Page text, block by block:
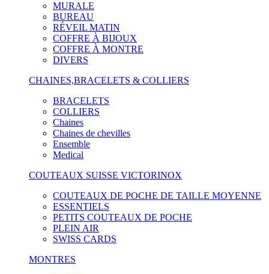
MURALE
BUREAU
RÉVEIL MATIN
COFFRE À BIJOUX
COFFRE À MONTRE
DIVERS
CHAINES,BRACELETS & COLLIERS
BRACELETS
COLLIERS
Chaines
Chaines de chevilles
Ensemble
Medical
COUTEAUX SUISSE VICTORINOX
COUTEAUX DE POCHE DE TAILLE MOYENNE
ESSENTIELS
PETITS COUTEAUX DE POCHE
PLEIN AIR
SWISS CARDS
MONTRES